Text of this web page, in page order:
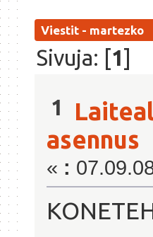
Viestit - martezko
Sivuja: [1]
1
asennus
« :